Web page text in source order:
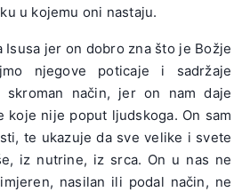
u kojemu oni nastaju.
Isusa jer on dobro zna što je Božje
njegove poticaje i sadržaje
način, jer on nam daje
koje nije poput ljudskoga. On sam
te ukazuje da sve velike i svete
iz nutrine, iz srca. On u nas ne
nasilan ili podal način, ne